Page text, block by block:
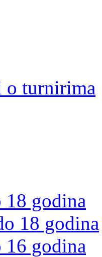
o turnirima
godina
18 godina
godina